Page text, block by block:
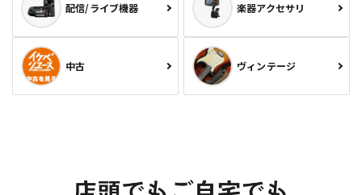
配信/ライブ機器 楽器アクセサリ
中古 ヴィンテージ